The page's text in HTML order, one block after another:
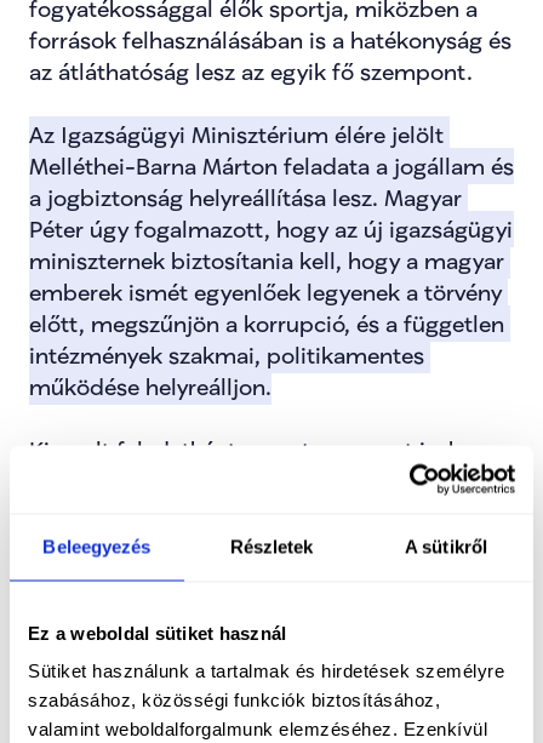
Beleegyezés Részletek A sütikről
Ez a weboldal sütiket használ
Sütiket használunk a tartalmak és hirdetések személyre
szabásához, közösségi funkciók biztosításához,
valamint weboldalforgalmunk elemzéséhez. Ezenkívül
fogyatékossággal élők sportja, miközben a
források felhasználásában is a hatékonyság és
az átláthatóság lesz az egyik fő szempont.
Az Igazságügyi Minisztérium élére jelölt
Melléthei-Barna Márton feladata a jogállam és
a jogbiztonság helyreállítása lesz. Magyar
Péter úgy fogalmazott, hogy az új igazságügyi
miniszternek biztosítania kell, hogy a magyar
emberek ismét egyenlőek legyenek a törvény
előtt, megszűnjön a korrupció, és a független
intézmények szakmai, politikamentes
működése helyreálljon.
Kiemelt feladatként nevezte meg azt is, hogy
az igazságügyi tárca megteremtse azokat a
a Magyarországnak járó uniós források
hazahozatalát.
A TISZA-kormány emellett a jogalkotás
minőségének helyreállítását, az átláthatóság
erősítését és a valódi szakmai, társadalmi
egyeztetések visszaépítését is célul tűzte ki.